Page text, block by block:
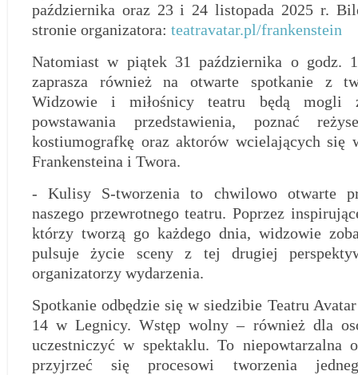
października oraz 23 i 24 listopada 2025 r.
stronie organizatora: teatravatar.pl/frankenstein
Natomiast w piątek 31 października o godz.
zaprasza również na otwarte spotkanie z
Widzowie i miłośnicy teatru będą mogli
powstawania przedstawienia, poznać
kostiumografkę oraz aktorów wcielających się
Frankensteina i Twora.
- Kulisy S-tworzenia to chwilowo otwarte
naszego przewrotnego teatru. Poprzez
którzy tworzą go każdego dnia, widzowie
pulsuje życie sceny z tej drugiej
organizatorzy wydarzenia.
Spotkanie odbędzie się w siedzibie Teatru
14 w Legnicy. Wstęp wolny – również dla
uczestniczyć w spektaklu. To niepowtarzalna
przyjrzeć się procesowi tworzenia